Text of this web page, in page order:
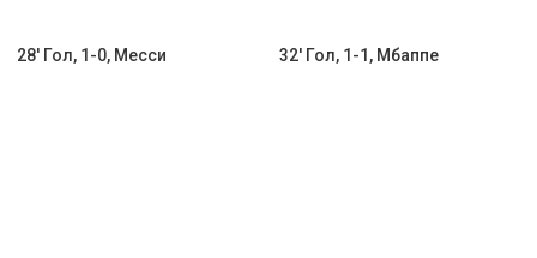
28' Гол, 1-0, Месси 32' Гол, 1-1, Мбаппе